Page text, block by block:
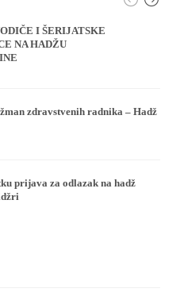
I ŠERIJATSKE
NA HADŽU
zdravstvenih radnika – Hadž
prijava za odlazak na hadž